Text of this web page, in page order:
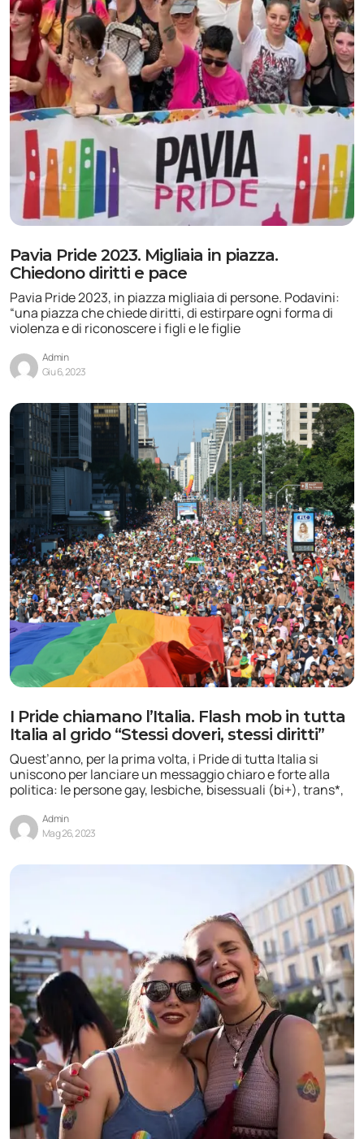
Pavia Pride 2023. Migliaia in piazza.
Chiedono diritti e pace
Pavia Pride 2023, in piazza migliaia di persone. Podavini:
“una piazza che chiede diritti, di estirpare ogni forma di
violenza e di riconoscere i figli e le figlie
Admin
Giu 6, 2023
I Pride chiamano l’Italia. Flash mob in tutta
Italia al grido “Stessi doveri, stessi diritti”
Quest’anno, per la prima volta, i Pride di tutta Italia si
uniscono per lanciare un messaggio chiaro e forte alla
politica: le persone gay, lesbiche, bisessuali (bi+), trans*,
Admin
Mag 26, 2023